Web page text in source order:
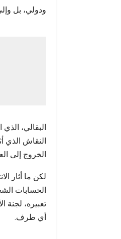
ودولي، بل
البقالي،
النقاش
الخروج إلى
لكن ما أثار
الحسابات
تعبيره،
أي طرف.